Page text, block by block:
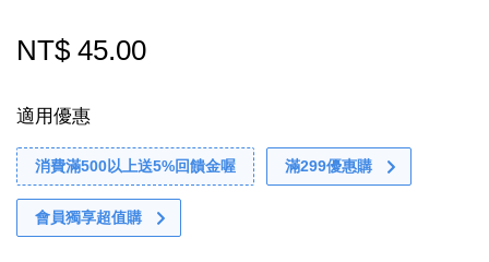
NT$ 45.00
適用優惠
消費滿500以上送5%回饋金喔 滿299優惠購
會員獨享超值購